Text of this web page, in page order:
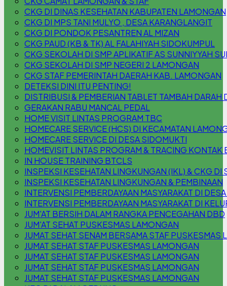
CKG DI DINAS KESEHATAN KABUPATEN LAMONGAN
CKG DI MPS TANI MULYO , DESA KARANGLANGIT
CKG DI PONDOK PESANTREN AL MIZAN
CKG PAUD (KB & TK) AL FALAHIYAH SIDOKUMPUL
CKG SEKOLAH DI SMP APLIKATIF AS SUNNIYYAH
CKG SEKOLAH DI SMP NEGERI 2 LAMONGAN
CKG STAF PEMERINTAH DAERAH KAB. LAMONGAN
DETEKSI DINI ITU PENTING!
DISTRIBUSI & PEMBERIAN TABLET TAMBAH DARAH
GERAKAN RABU MANCAL PEDAL
HOME VISIT LINTAS PROGRAM TBC
HOMECARE SERVICE (HCS) DI KECAMATAN
HOMECARE SERVICE DI DESA SIDOMUKTI
HOMEVISIT LINTAS PROGRAM & TRACING KONTAK
IN HOUSE TRAINING BTCLS
INSPEKSI KESEHATAN LINGKUNGAN (IKL) & CKG DI
INSPEKSI KESEHATAN LINGKUNGAN & PEMBINAAN
INTERVENSI PEMBERDAYAAN MASYARAKAT DI
INTERVENSI PEMBERDAYAAN MASYARAKAT DI
JUM'AT BERSIH DALAM RANGKA PENCEGAHAN DBD
JUM'AT SEHAT PUSKESMAS LAMONGAN
JUMAT SEHAT SENAM BERSAMA STAF PUSKESMAS
JUMAT SEHAT STAF PUSKESMAS LAMONGAN
JUMAT SEHAT STAF PUSKESMAS LAMONGAN
JUMAT SEHAT STAF PUSKESMAS LAMONGAN
JUMAT SEHAT STAF PUSKESMAS LAMONGAN